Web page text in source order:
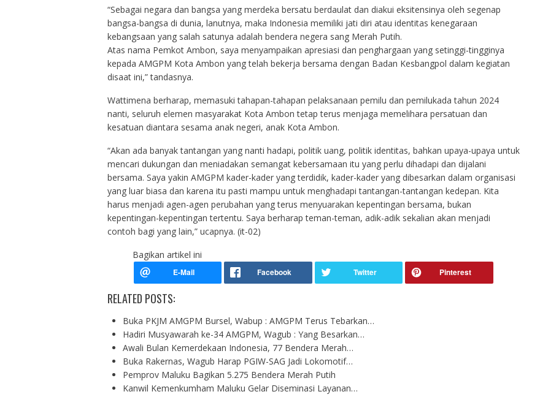
“Sebagai negara dan bangsa yang merdeka bersatu berdaulat dan diakui eksitensinya oleh segenap
bangsa-bangsa di dunia, lanutnya, maka Indonesia memiliki jati diri atau identitas kenegaraan
kebangsaan yang salah satunya adalah bendera negera sang Merah Putih.
Atas nama Pemkot Ambon, saya menyampaikan apresiasi dan penghargaan yang setinggi-tingginya
kepada AMGPM Kota Ambon yang telah bekerja bersama dengan Badan Kesbangpol dalam kegiatan
disaat ini,” tandasnya.
Wattimena berharap, memasuki tahapan-tahapan pelaksanaan pemilu dan pemilukada tahun 2024
nanti, seluruh elemen masyarakat Kota Ambon tetap terus menjaga memelihara persatuan dan
kesatuan diantara sesama anak negeri, anak Kota Ambon.
“Akan ada banyak tantangan yang nanti hadapi, politik uang, politik identitas, bahkan upaya-upaya untuk
mencari dukungan dan meniadakan semangat kebersamaan itu yang perlu dihadapi dan dijalani
bersama. Saya yakin AMGPM kader-kader yang terdidik, kader-kader yang dibesarkan dalam organisasi
yang luar biasa dan karena itu pasti mampu untuk menghadapi tantangan-tantangan kedepan. Kita
harus menjadi agen-agen perubahan yang terus menyuarakan kepentingan bersama, bukan
kepentingan-kepentingan tertentu. Saya berharap teman-teman, adik-adik sekalian akan menjadi
contoh bagi yang lain,” ucapnya. (it-02)
Bagikan artikel ini
RELATED POSTS:
Buka PKJM AMGPM Bursel, Wabup : AMGPM Terus Tebarkan…
Hadiri Musyawarah ke-34 AMGPM, Wagub : Yang Besarkan…
Awali Bulan Kemerdekaan Indonesia, 77 Bendera Merah…
Buka Rakernas, Wagub Harap PGIW-SAG Jadi Lokomotif…
Pemprov Maluku Bagikan 5.275 Bendera Merah Putih
Kanwil Kemenkumham Maluku Gelar Diseminasi Layanan…